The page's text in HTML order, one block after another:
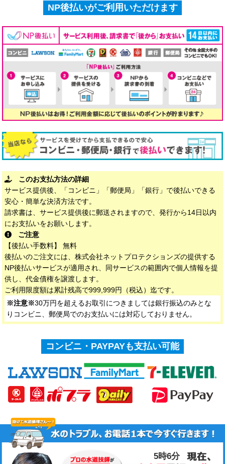
NP後払いがご利用いただけます
このお支払方法の詳細
サービス提供後、「コンビニ」「郵便局」「銀行」で後払いできる
安心・簡単な決済方法です。
請求書は、サービス提供後に郵送されますので、発行から14日以内
にお支払いをお願いします。
ご注意
【後払い手数料】 無料
後払いのご注文には、株式会社ネットプロテクションズの提供する
NP後払いサービスが適用され、同サービスの範囲内で個人情報を提
供し、代金債権を譲渡します。
ご利用限度額は累計残高で999,999円（税込）迄です。
※注意※30万円を超えるお取引につきましては銀行振込のみとな
りコンビニ、郵便局でのお支払いには対応しておりません。
コンビニ・PAYPAYも支払い可能
5時6分